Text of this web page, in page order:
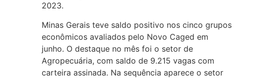
2023.
Minas Gerais teve saldo positivo nos cinco grupos
econômicos avaliados pelo Novo Caged em
junho. O destaque no mês foi o setor de
Agropecuária, com saldo de 9.215 vagas com
carteira assinada. Na sequência aparece o setor